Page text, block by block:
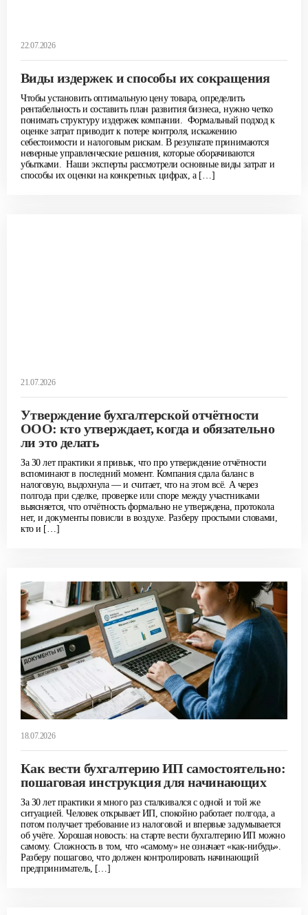
22.07.2026
Виды издержек и способы их сокращения
Чтобы установить оптимальную цену товара, определить
рентабельность и составить план развития бизнеса, нужно четко
понимать структуру издержек компании. Формальный подход к
оценке затрат приводит к потере контроля, искажению
себестоимости и налоговым рискам. В результате принимаются
неверные управленческие решения, которые оборачиваются
убытками. Наши эксперты рассмотрели основные виды затрат и
способы их оценки на конкретных цифрах, а […]
21.07.2026
Утверждение бухгалтерской отчётности
ООО: кто утверждает, когда и обязательно
ли это делать
За 30 лет практики я привык, что про утверждение отчётности
вспоминают в последний момент. Компания сдала баланс в
налоговую, выдохнула — и считает, что на этом всё. А через
полгода при сделке, проверке или споре между участниками
выясняется, что отчётность формально не утверждена, протокола
нет, и документы повисли в воздухе. Разберу простыми словами,
кто и […]
18.07.2026
Как вести бухгалтерию ИП самостоятельно:
пошаговая инструкция для начинающих
За 30 лет практики я много раз сталкивался с одной и той же
ситуацией. Человек открывает ИП, спокойно работает полгода, а
потом получает требование из налоговой и впервые задумывается
об учёте. Хорошая новость: на старте вести бухгалтерию ИП можно
самому. Сложность в том, что «самому» не означает «как-нибудь».
Разберу пошагово, что должен контролировать начинающий
предприниматель, […]